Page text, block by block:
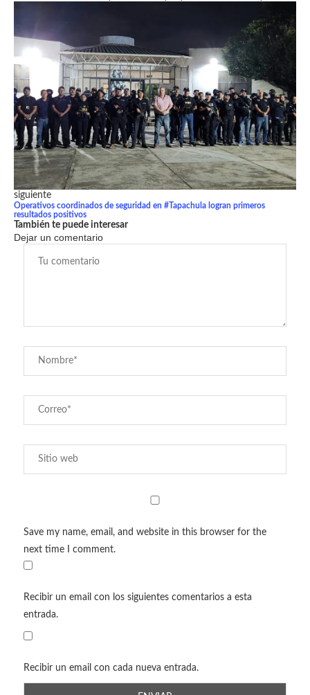
siguiente
Operativos coordinados de seguridad en #Tapachula logran primeros
resultados positivos
También te puede interesar
Dejar un comentario
Save my name, email, and website in this browser for the
next time I comment.
Recibir un email con los siguientes comentarios a esta
entrada.
Recibir un email con cada nueva entrada.